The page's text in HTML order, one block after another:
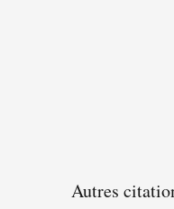
Autres